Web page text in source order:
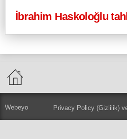
İbrahim Haskoloğlu
Webeyo Privacy Policy (Gizlilik)